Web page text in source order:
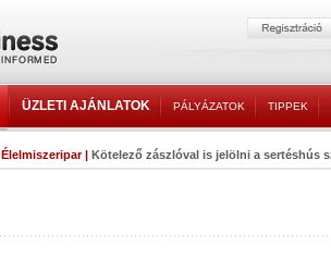
ÜZLETI AJÁNLATOK PÁLYÁZATOK TIPPEK
Élelmiszeripar| Kötelező zászlóval is jelölni a sertéshús